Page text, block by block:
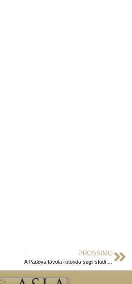
PROSSIMO